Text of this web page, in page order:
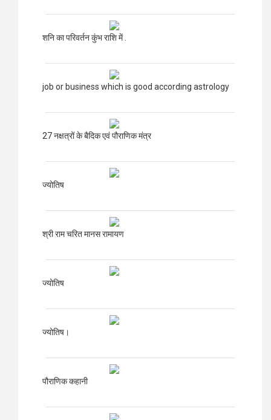
शनि का परिवर्तन कुंभ राशि में .
job or business which is good according astrology
27 नक्षत्रों के बैदिक एवं पौराणिक मंत्र
ज्योतिष
श्री राम चरित मानस रामायण
ज्योतिष
ज्योतिष।
पौराणिक कहानी